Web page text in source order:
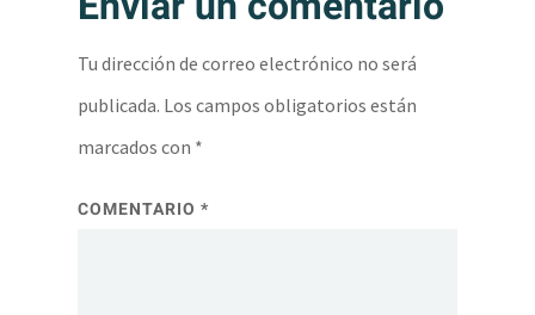
Tu dirección de correo electrónico no será
publicada. Los campos obligatorios están
marcados con *
COMENTARIO *